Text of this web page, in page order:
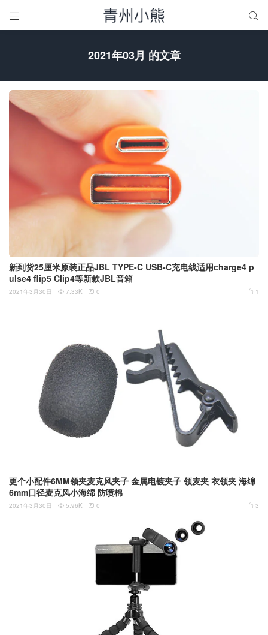
 
2021年03月 的文章
新到货25厘米原装正品JBL TYPE-C USB-C充电线适用charge4 p
ulse4 flip5 Clip4等新款JBL音箱
 1
2021年3月30日  7.33K  0
更个小配件6MM领夹麦克风夹子 金属电镀夹子 领麦夹 衣领夹 海绵
6mm口径麦克风小海绵 防喷棉
 3
2021年3月30日  5.96K  0